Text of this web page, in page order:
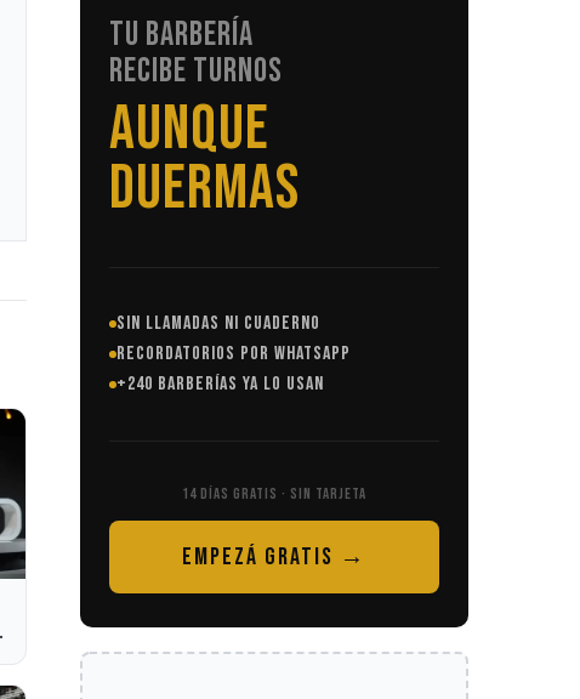
TU BARBERÍA
RECIBE TURNOS
SIN LLAMADAS
SIN LLAMADAS NI CUADERNO
RECORDATORIOS POR WHATSAPP
+240 BARBERÍAS YA LO USAN
14 DÍAS GRATIS · SIN TARJETA
EMPEZÁ GRATIS →